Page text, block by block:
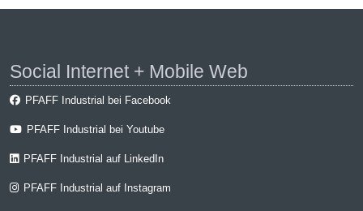
Social Internet + Mobile Web
PFAFF Industrial bei Facebook
PFAFF Industrial bei Youtube
PFAFF Industrial auf LinkedIn
PFAFF Industrial auf Instagram